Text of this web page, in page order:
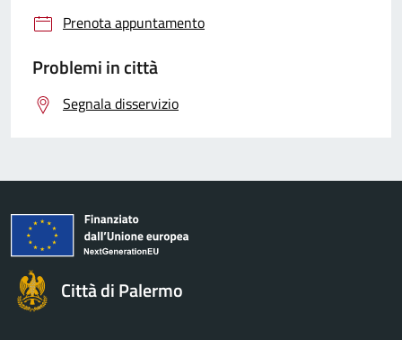
Prenota appuntamento
Problemi in città
Segnala disservizio
Città di Palermo